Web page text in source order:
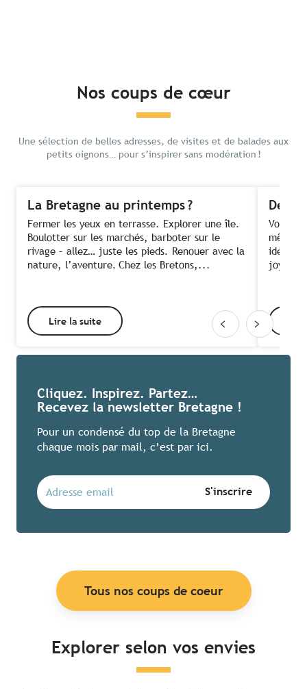
Nos coups de cœur
Une sélection de belles adresses, de visites et de balades aux
petits oignons… pour s’inspirer sans modération !
La Bretagne au printemps ?
Fermer les yeux en terrasse. Explorer une île.
Boulotter sur les marchés, barboter sur le
rivage – allez… juste les pieds. Renouer avec la
nature, l’aventure. Chez les Bretons,...
Lire la suite
Des
Voir
même
idée !
Cliquez. Inspirez. Partez…
Recevez la newsletter Bretagne !
Pour un condensé du top de la Bretagne
chaque mois par mail, c’est par ici.
Tous nos coups de coeur
Explorer selon vos envies